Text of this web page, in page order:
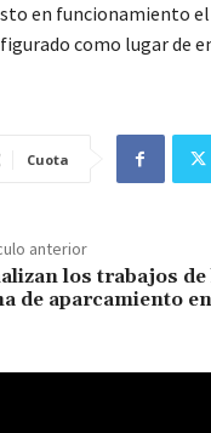
en funcionamiento el
como lugar de
Cuota
anterior
los trabajos de
de aparcamiento